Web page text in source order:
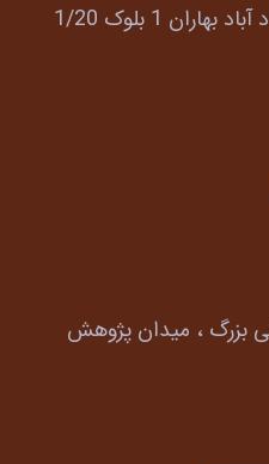
1 بلوک 1/20
بزرگ ، میدان پژوهش